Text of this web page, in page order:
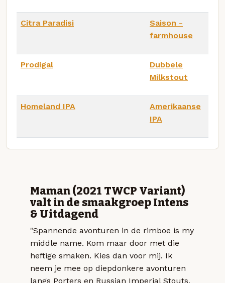
Citra Paradisi
Saison -
farmhouse
Prodigal
Dubbele
Milkstout
Homeland IPA
Amerikaanse
IPA
Maman (2021 TWCP Variant)
valt in de smaakgroep Intens
& Uitdagend
"Spannende avonturen in de rimboe is my
middle name. Kom maar door met die
heftige smaken. Kies dan voor mij. Ik
neem je mee op diepdonkere avonturen
langs Porters en Russian Imperial Stouts.